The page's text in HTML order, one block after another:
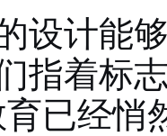
设计能
指着标
已经悄